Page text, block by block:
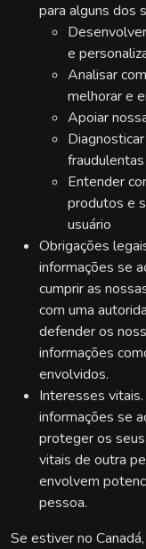
para alguns dos
e
Analisar
melhorar e
Apoiar
fraudulentas
Entender
produtos e
usuário
Obrigações
informações se
cumprir as
com uma
defender os
informações
envolvidos.
Interesses
informações se
proteger os
vitais de outra
envolvem
pessoa.
Se estiver no